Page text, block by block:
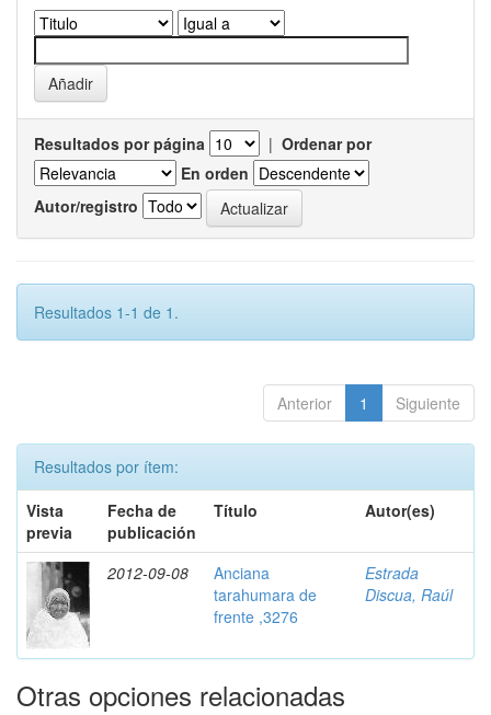
Resultados por página | Ordenar por
En orden
Autor/registro
Resultados 1-1 de 1.
Anterior 1 Siguiente
Resultados por ítem:
Vista
previa
Fecha de
publicación
Título Autor(es)
2012-09-08
Anciana
tarahumara de
frente ,3276
Estrada
Discua, Raúl
Otras opciones relacionadas